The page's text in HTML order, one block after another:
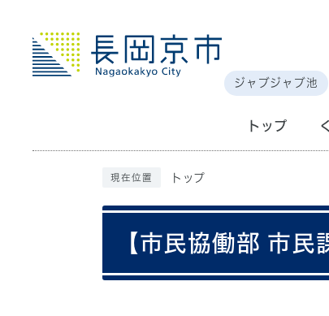
ジャブジャブ池
トップ
現在位置 トップ
【市民協働部 市